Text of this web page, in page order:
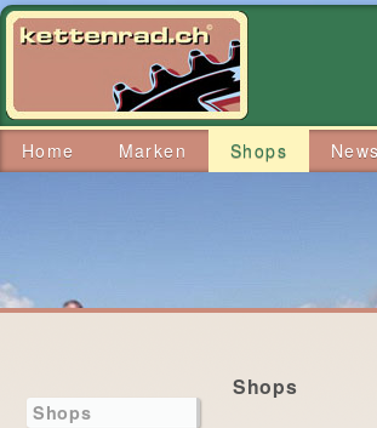
Home Marken Shops News
Shops
Shops